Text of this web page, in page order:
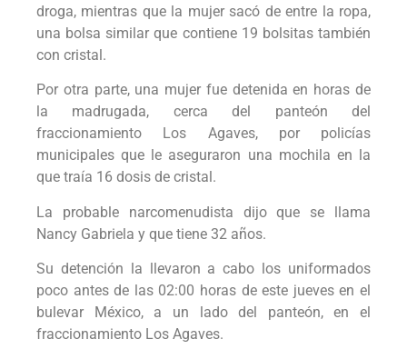
droga, mientras que la mujer sacó de entre la ropa,
una bolsa similar que contiene 19 bolsitas también
con cristal.
Por otra parte, una mujer fue detenida en horas de
la madrugada, cerca del panteón del
fraccionamiento Los Agaves, por policías
municipales que le aseguraron una mochila en la
que traía 16 dosis de cristal.
La probable narcomenudista dijo que se llama
Nancy Gabriela y que tiene 32 años.
Su detención la llevaron a cabo los uniformados
poco antes de las 02:00 horas de este jueves en el
bulevar México, a un lado del panteón, en el
fraccionamiento Los Agaves.